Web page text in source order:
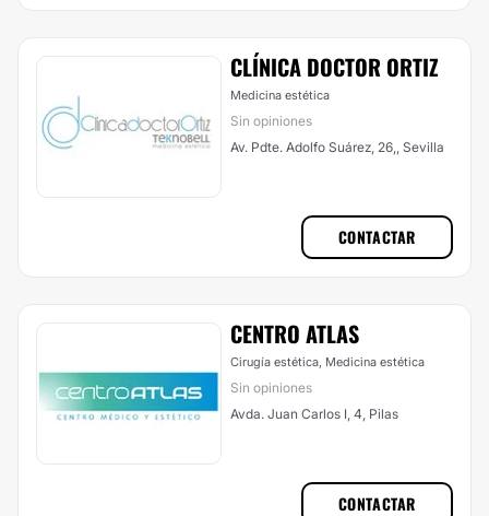
CLÍNICA DOCTOR ORTIZ
Medicina estética
Sin opiniones
Av. Pdte. Adolfo Suárez, 26,, Sevilla
CONTACTAR
CENTRO ATLAS
Cirugía estética, Medicina estética
Sin opiniones
Avda. Juan Carlos I, 4, Pilas
CONTACTAR